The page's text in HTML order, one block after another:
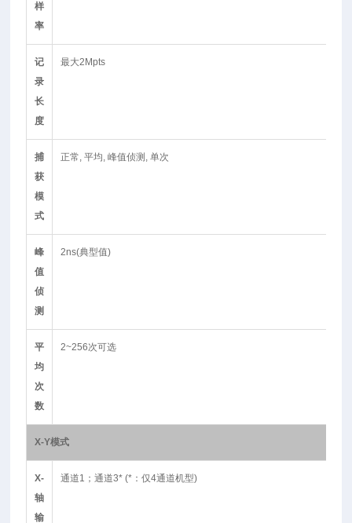
样
率
记
录
长
度
最大2Mpts
捕
获
模
式
正常, 平均, 峰值侦测, 单次
峰
值
侦
测
2ns(典型值)
平
均
次
数
2~256次可选
X-Y模式
X-
轴
输
通道1；通道3* (*：仅4通道机型)